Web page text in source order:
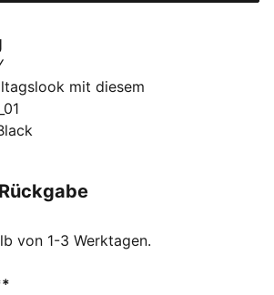
mit diesem
Shirt. Die elegante gestickte Logo
dem schlichten Design eine
mit PUMA ein Zeichen und
20 % recycelter Baumwolle
Gewebe
von 1-3 Werktagen.